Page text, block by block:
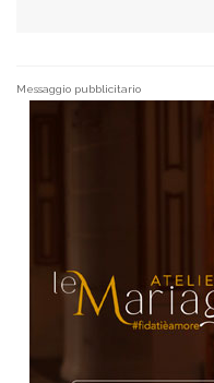
Messaggio pubblicitario